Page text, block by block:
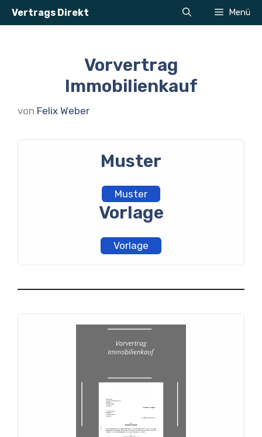
Zum
Vertrags Direkt Menü
Vorvertrag
Immobilienkauf
von Felix Weber
Muster
Muster
Vorlage
Vorlage